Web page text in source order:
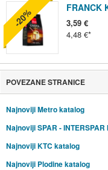
FRANCK
3,59 €
4,48 €
-20%
POVEZANE STRANICE
Najnoviji Metro katalog
Najnoviji SPAR -
Najnoviji KTC katalog
Najnoviji Plodine katalog